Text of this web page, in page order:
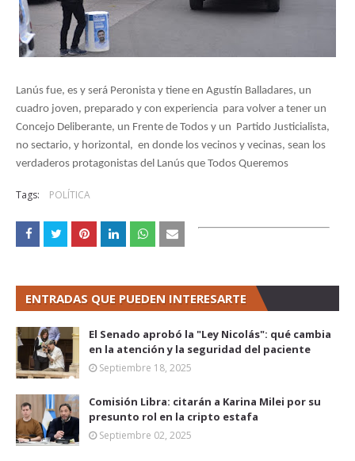
Lanús fue, es y será Peronista y tiene en Agustín Balladares, un
cuadro joven, preparado y con experiencia  para volver a tener un
Concejo Deliberante, un Frente de Todos y un  Partido Justicialista,
no sectario, y horizontal,  en donde los vecinos y vecinas, sean los
verdaderos protagonistas del Lanús que Todos Queremos
Tags: POLÍTICA
ENTRADAS QUE PUEDEN INTERESARTE
El Senado aprobó la "Ley Nicolás": qué cambia
en la atención y la seguridad del paciente
Septiembre 18, 2025
Comisión Libra: citarán a Karina Milei por su
presunto rol en la cripto estafa
Septiembre 02, 2025